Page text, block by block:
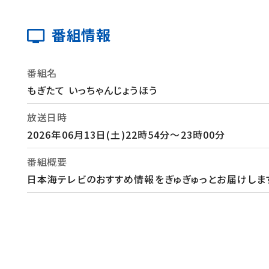
番組情報
番組名
もぎたて いっちゃんじょうほう
放送日時
2026年06月13日(土)22時54分～23時00分
番組概要
日本海テレビのおすすめ情報をぎゅぎゅっとお届けしま